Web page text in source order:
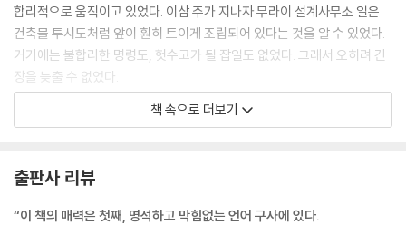
이 남자가 (일을 크게 벌이지 않아 신규 채용을 거의 하지 않는) 무라이 사
무소에 들어갈 수 있었던 것은, 때마침 무라이 소장이 이례적인 결정을 내
렸기 때문이다. ‘국립 현대 도서관’이라는 대형 프로젝트 경쟁입찰에 참여
하기로 한 것이다. 손이 더 필요해 진 것이다. 대체 왜 무라이 소장이 그런
결정을 하게 되었는지 소설은 궁금증을 자아내고, 그 궁금증을 쉽사리 풀
어주지 않은 채 흘러간다. 이런 작은 호기심을 자아내는 요소들은 여러 가
결말, 무라이 소장과 후지사와 씨의 과거, 경쟁 입찰의 결과가 어떻게 될지
등 소설은 적당한 호기심과 긴장을 자아내며 은근히 뒤를 궁금하게 만든
다. 심지어 소설을 다 읽고도 궁금한 것이 남는데, 전혀 불만스럽지 않고 오
합리적으로 움직이고 있었다. 이삼 주가 지나자 무라이 설계사무소 일은
건축물 투시도처럼 앞이 훤히 트이게 조립되어 있다는 것을 알 수 있었다.
거기에는 불합리한 명령도, 헛수고가 될 잡일도 없었다. 그래서 오히려 긴
장을 늦출 수 없었다.
1980년대 초반의 어딘지 어수선하고 떠들썩한, 바람을 가르는 듯한 기세
였던 건축계에서 선생님 작품은 보편적인 전통의 흐름을 이어받은 다소 예
이다. (…중략…)
“침실은 너무 넓지 않은 쪽이 마음을 가라앉히고 숙면을 도와. 천장도 높지
책 속으로 더보기
출판사 리뷰
“이 책의 매력은 첫째, 명석하고 막힘없는 언어 구사에 있다.